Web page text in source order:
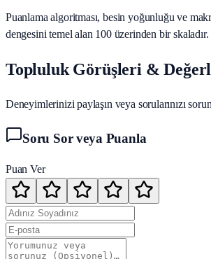
Puanlama algoritması, besin yoğunluğu ve
dengesini temel alan 100 üzerinden bir skaladır.
Topluluk Görüşleri &
Deneyimlerinizi paylaşın veya sorularınızı
Soru Sor veya Puanla
Puan Ver